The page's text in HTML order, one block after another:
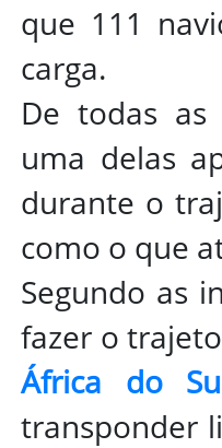
que 111
carga.
De todas as
uma delas
durante o
como o que
Segundo as
fazer o
África do
transponder